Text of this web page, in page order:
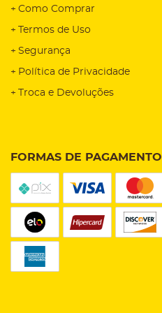
Como Comprar
Termos de Uso
Segurança
Política de Privacidade
Troca e Devoluções
FORMAS DE PAGAMENTO